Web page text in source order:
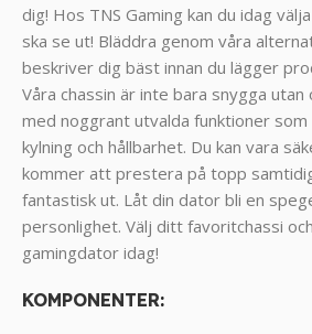
dig! Hos TNS Gaming kan du idag
ska se ut! Bläddra genom våra
beskriver dig bäst innan du lägger
Våra chassin är inte bara snygga utan
med noggrant utvalda funktioner
kylning och hållbarhet. Du kan vara
kommer att prestera på topp
fantastisk ut. Låt din dator bli en
personlighet. Välj ditt favoritchassi
gamingdator idag!
KOMPONENTER: